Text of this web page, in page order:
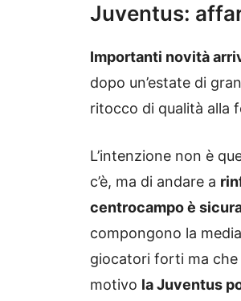
Juventus:
Importanti novità
dopo un’estate di
ritocco di qualità alla
L’intenzione non è
c’è, ma di andare a
centrocampo è
compongono la
giocatori forti ma che
motivo la Juventus